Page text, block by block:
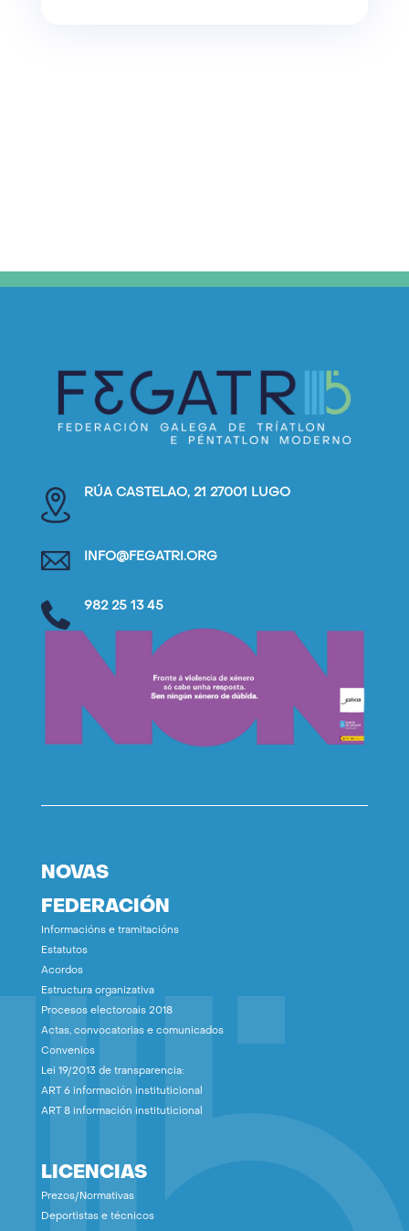
RÚA CASTELAO, 21 27001 LUGO
INFO@FEGATRI.ORG
982 25 13 45
NOVAS
FEDERACIÓN
Informacións e tramitacións
Estatutos
Acordos
Estructura organizativa
Procesos electoroais 2018
Actas, convocatorias e comunicados
Convenios
Lei 19/2013 de transparencia:
ART 6 información instituticional
ART 8 información instituticional
LICENCIAS
Prezos/Normativas
Deportistas e técnicos